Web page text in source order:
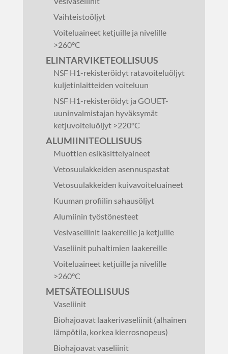
Vaihteistoöljyt
Voiteluaineet ketjuille ja nivelille
>260°C
ELINTARVIKETEOLLISUUS
NSF H1-rekisteröidyt ratavoiteluöljyt
kuljetinlaitteiden voiteluun
NSF H1-rekisteröidyt ja GOUET-
uuninvalmistajan hyväksymät
ketjuvoiteluöljyt >220°C
ALUMIINITEOLLISUUS
Muottien esikäsittelyaineet
Vetosuulakkeiden asennuspastat
Vetosuulakkeiden kuivavoiteluaineet
Kuuman profiilin sahausöljyt
Alumiinin työstönesteet
Vesivaseliinit laakereille ja ketjuille
Vaseliinit puhaltimien laakereille
Voiteluaineet ketjuille ja nivelille
>260°C
METSÄTEOLLISUUS
Vaseliinit
Biohajoavat laakerivaseliinit (alhainen
lämpötila, korkea kierrosnopeus)
Biohajoavat vaseliinit